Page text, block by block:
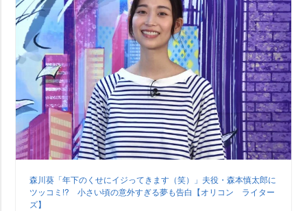
森川葵「年下のくせにイジってきます（笑）」夫役・森本慎太郎に
ツッコミ!? 小さい頃の意外すぎる夢も告白【オリコン ライター
ズ】